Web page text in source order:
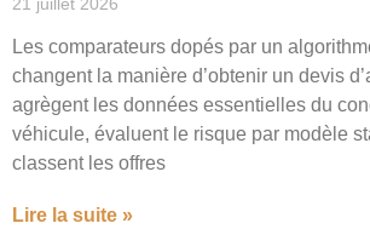
Les comparateurs dopés par un
changent la manière d’obtenir un devis
agrègent les données essentielles du
véhicule, évaluent le risque par modèle
classent les offres
Lire la suite »